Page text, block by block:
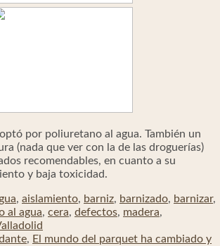
por poliuretano al agua. También un
(nada que ver con la de las droguerías)
recomendables, en cuanto a su
y baja toxicidad.
, aislamiento, barniz, barnizado, barnizar,
al agua, cera, defectos, madera,
, El mundo del parquet ha cambiado y